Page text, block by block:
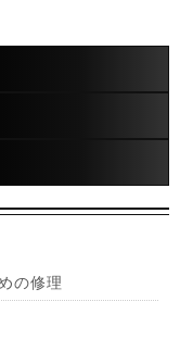
の修理